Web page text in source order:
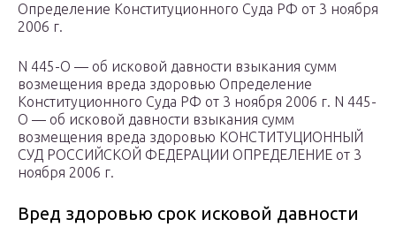
Определение Конституционного Суда РФ от 3 ноября
2006 г.
N 445-О — об исковой давности взыкания сумм
возмещения вреда здоровью Определение
Конституционного Суда РФ от 3 ноября 2006 г. N 445-
О — об исковой давности взыкания сумм
возмещения вреда здоровью КОНСТИТУЦИОННЫЙ
СУД РОССИЙСКОЙ ФЕДЕРАЦИИ ОПРЕДЕЛЕНИЕ от 3
ноября 2006 г.
Вред здоровью срок исковой давности